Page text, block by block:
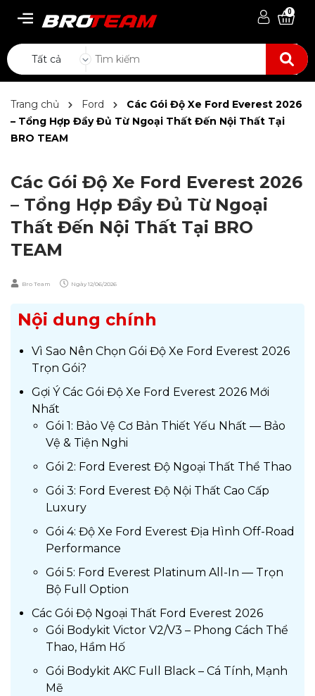
0
Tất cả
Trang chủ Ford
Các Gói Độ Xe Ford Everest 2026
– Tổng Hợp Đầy Đủ Từ Ngoại Thất Đến Nội Thất Tại
BRO TEAM
Các Gói Độ Xe Ford Everest 2026
– Tổng Hợp Đầy Đủ Từ Ngoại
Thất Đến Nội Thất Tại BRO
TEAM
Bro Team Ngày 12/06/2026
Nội dung chính
Vì Sao Nên Chọn Gói Độ Xe Ford Everest 2026
Trọn Gói?
Gợi Ý Các Gói Độ Xe Ford Everest 2026 Mới
Nhất
Gói 1: Bảo Vệ Cơ Bản Thiết Yếu Nhất — Bảo
Vệ & Tiện Nghi
Gói 2: Ford Everest Độ Ngoại Thất Thể Thao
Gói 3: Ford Everest Độ Nội Thất Cao Cấp
Luxury
Gói 4: Độ Xe Ford Everest Địa Hình Off-Road
Performance
Gói 5: Ford Everest Platinum All-In — Trọn
Bộ Full Option
Các Gói Độ Ngoại Thất Ford Everest 2026
Gói Bodykit Victor V2/V3 – Phong Cách Thể
Thao, Hầm Hố
Gói Bodykit AKC Full Black – Cá Tính, Mạnh
Mẽ